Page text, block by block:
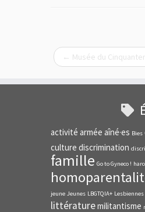
← Musée du
activité armée aîné·es Bies
culture discrimination
famille Go to Gyneco !
jeune Jeunes LBGTQIA+ Lesbiennes
littératuremilitantisme